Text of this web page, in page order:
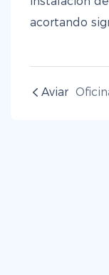
acortando
Aviar